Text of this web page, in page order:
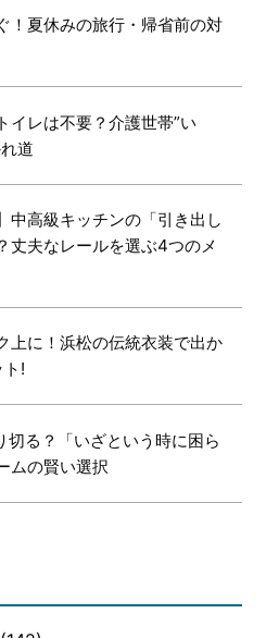
！夏休みの旅行・帰省前の対
イレは不要？介護世帯”い
道
中高級キッチンの「引き出し
丈夫なレールを選ぶ4つのメ
上に！浜松の伝統衣装で出か
!
る？「いざという時に困ら
ムの賢い選択